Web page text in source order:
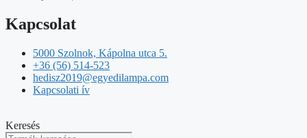
Kapcsolat
5000 Szolnok, Kápolna utca 5.
+36 (56) 514-523
hedisz2019@egyedilampa.com
Kapcsolati ív
Keresés